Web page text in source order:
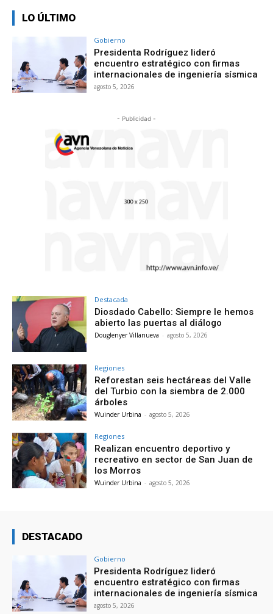
LO ÚLTIMO
Gobierno
Presidenta Rodríguez lideró
encuentro estratégico con firmas
internacionales de ingeniería sísmica
agosto 5, 2026
- Publicidad -
Destacada
Diosdado Cabello: Siempre le hemos
abierto las puertas al diálogo
Douglenyer Villanueva - agosto 5, 2026
Regiones
Reforestan seis hectáreas del Valle
del Turbio con la siembra de 2.000
árboles
Wuinder Urbina - agosto 5, 2026
Regiones
Realizan encuentro deportivo y
recreativo en sector de San Juan de
los Morros
Wuinder Urbina - agosto 5, 2026
DESTACADO
Gobierno
Presidenta Rodríguez lideró
encuentro estratégico con firmas
internacionales de ingeniería sísmica
agosto 5, 2026